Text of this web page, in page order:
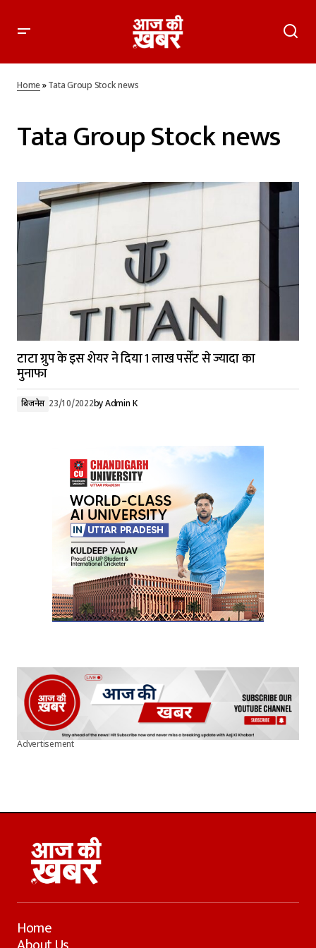
Home»Tata Group Stock news
Tata Group Stock news
टाटा ग्रुप के इस शेयर ने दिया 1 लाख पर्सेंट से ज्यादा का
मुनाफा
बिजनेस 23/10/2022byAdmin K
Advertisement
Home